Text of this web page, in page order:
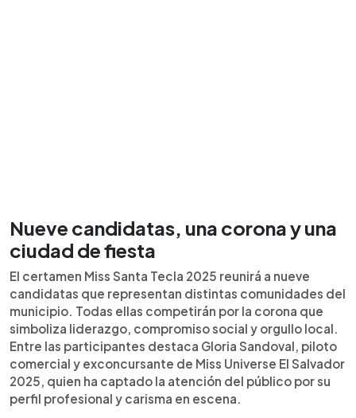
Nueve candidatas, una corona y una
ciudad de fiesta
El certamen Miss Santa Tecla 2025 reunirá a nueve
candidatas que representan distintas comunidades del
municipio. Todas ellas competirán por la corona que
simboliza liderazgo, compromiso social y orgullo local.
Entre las participantes destaca Gloria Sandoval, piloto
comercial y exconcursante de Miss Universe El Salvador
2025, quien ha captado la atención del público por su
perfil profesional y carisma en escena.